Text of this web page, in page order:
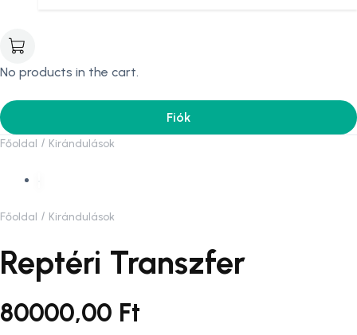
No products in the cart.
Fiók
Főoldal Kirándulások
Főoldal Kirándulások
Reptéri Transzfer
80000,00 Ft